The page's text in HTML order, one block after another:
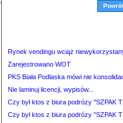
Rynek vendingu wciąż
Zarejestrowano WOT
PKS Biała Podlaska mówi nie
Nie laminuj licencji, wypisów...
Czy był ktos z biura podrózy "SZPAK
Czy był ktos z biura podrózy "SZPAK